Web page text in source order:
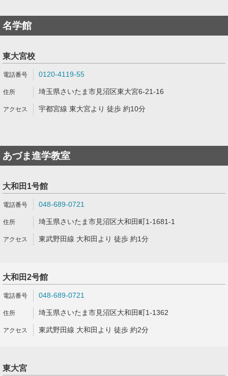
名学館
東大宮校
0120-4119-55
埼玉県さいたま市見沼区東大宮6-21-16
宇都宮線 東大宮より 徒歩 約10分
あづま進学教室
大和田1号館
048-689-0721
埼玉県さいたま市見沼区大和田町1-1681-1
東武野田線 大和田より 徒歩 約1分
大和田2号館
048-689-0721
埼玉県さいたま市見沼区大和田町1-1362
東武野田線 大和田より 徒歩 約2分
東大宮